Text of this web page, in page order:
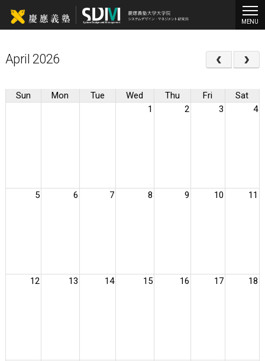
April 2026 ‹ ›
Sun Mon Tue Wed Thu Fri
Sat
1
2 3 4
5 6 7 8 9 10 11
12 13 14 15 16 17 18
MENU